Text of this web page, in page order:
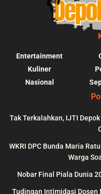
Entertainment
Kuliner
Nasional
Tak Terkalahkan, IJTI
WKRI DPC Bunda Maria
Warga
Nobar Final Piala Dunia
Tudingan Intimidasi Dosen
depokupdate.co/wp-